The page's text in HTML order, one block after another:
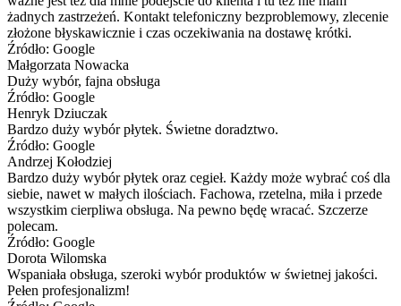
żadnych zastrzeżeń. Kontakt telefoniczny bezproblemowy, zlecenie
złożone błyskawicznie i czas oczekiwania na dostawę krótki.
Źródło: Google
Małgorzata Nowacka
Duży wybór, fajna obsługa
Źródło: Google
Henryk Dziuczak
Bardzo duży wybór płytek. Świetne doradztwo.
Źródło: Google
Andrzej Kołodziej
Bardzo duży wybór płytek oraz cegieł. Każdy może wybrać coś dla
siebie, nawet w małych ilościach. Fachowa, rzetelna, miła i przede
wszystkim cierpliwa obsługa. Na pewno będę wracać. Szczerze
polecam.
Źródło: Google
Dorota Wilomska
Wspaniała obsługa, szeroki wybór produktów w świetnej jakości.
Pełen profesjonalizm!